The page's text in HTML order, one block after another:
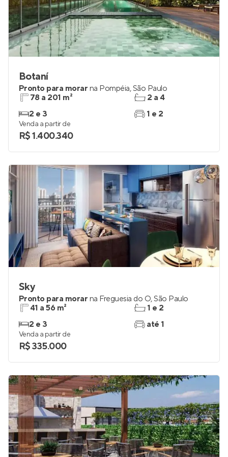
Botaní
Pronto para morar na Pompéia,São Paulo
78 a 201 m²
2 e 3
2 a 4
1 e 2
Venda a partir de
R$ 1.400.340
Sky
Pronto para morar na Freguesia do Ó,São Paulo
41 a 56 m²
2 e 3
1 e 2
até 1
Venda a partir de
R$ 335.000